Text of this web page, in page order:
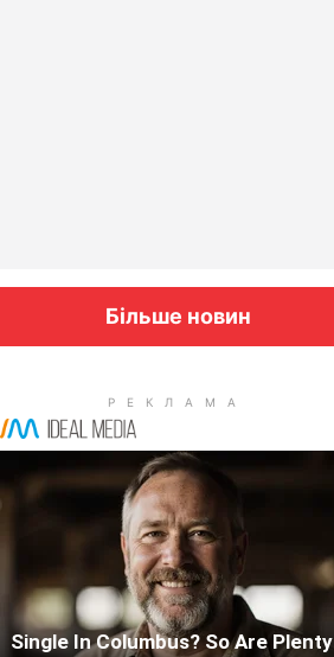
Більше новин
Single In Columbus? So Are Plenty